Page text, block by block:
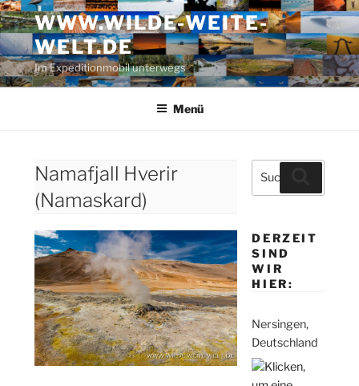
Zum
Inhalt
springen
WWW.WILDE-WEITE-
WELT.DE
Im Expeditionmobil unterwegs
Menü
Namafjall Hverir
(Namaskard)
Suche
nach:
DERZEIT
SIND
WIR
HIER:
Nersingen,
Deutschland